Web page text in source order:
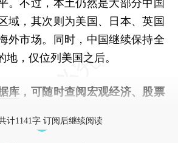
。不过，本土仍然是大部分中国
域，其次则为美国、日本、英国
外市场。同时，中国继续保持全
地，仅位列美国之后。
库 ，可随时查阅宏观经济、股票
计1141字 订阅后继续阅读